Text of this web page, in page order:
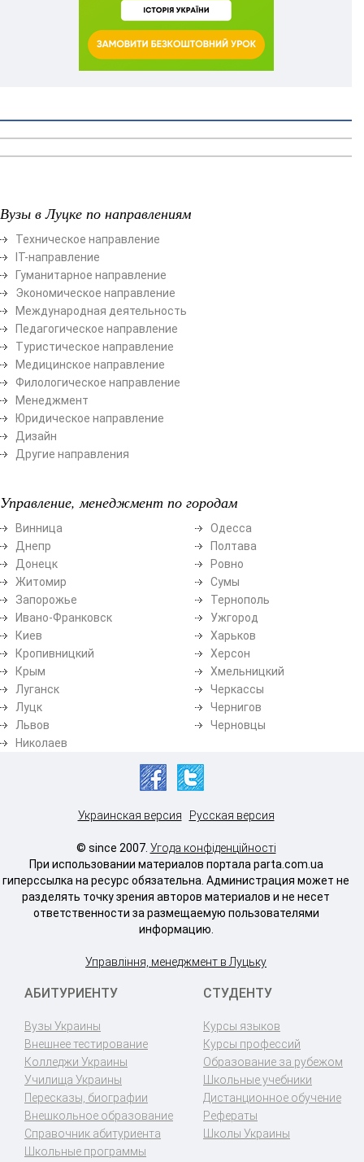
Вузы в Луцке по направлениям
Техническое направление
ІТ-направление
Гуманитарное направление
Экономическое направление
Международная деятельность
Педагогическое направление
Туристическое направление
Медицинское направление
Филологическое направление
Менеджмент
Юридическое направление
Дизайн
Другие направления
Управление, менеджмент по городам
Винница
Днепр
Донецк
Житомир
Запорожье
Ивано-Франковск
Киев
Кропивницкий
Крым
Луганск
Луцк
Львов
Николаев
Одесса
Полтава
Ровно
Сумы
Тернополь
Ужгород
Харьков
Херсон
Хмельницкий
Черкассы
Чернигов
Черновцы
Украинская версия Русская версия
© since 2007. Угода конфіденційності
При использовании материалов портала parta.com.ua
гиперссылка на ресурс обязательна. Администрация может не
разделять точку зрения авторов материалов и не несет
ответственности за размещаемую пользователями
информацию.
Управління, менеджмент в Луцьку
АБИТУРИЕНТУ
Вузы Украины
Внешнее тестирование
Колледжи Украины
Училища Украины
Пересказы, биографии
Внешкольное образование
Справочник абитуриента
Школьные программы
СТУДЕНТУ
Курсы языков
Курсы профессий
Образование за рубежом
Школьные учебники
Дистанционное обучение
Рефераты
Школы Украины